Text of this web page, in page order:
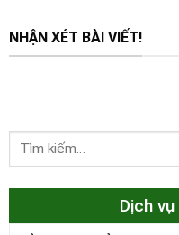
NHẬN XÉT BÀI VIẾT!
Dịch